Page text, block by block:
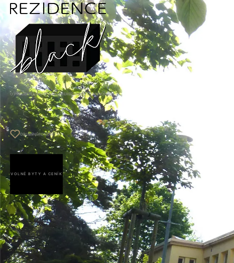
O PROJEKTULOKALITAGALERIEREFERENCETOWNHOUSE
OBLÍBENÉKONTAKTY
VOLNÉ BYTY A CENÍK